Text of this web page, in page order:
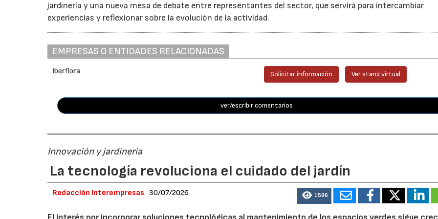
jardinería y una nueva mesa de debate entre representantes del sector, que servirá para intercambiar
experiencias y reflexionar sobre la evolución de la actividad.
EMPRESAS O ENTIDADES RELACIONADAS
Iberflora Solicitar información Ver stand virtual
ver/escribir comentarios
Innovación y jardinería
La tecnología revoluciona el cuidado del jardín
Redacción Interempresas 30/07/2026 1596